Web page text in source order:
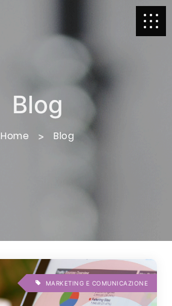
Blog
Home Blog
MARKETING E COMUNICAZIONE